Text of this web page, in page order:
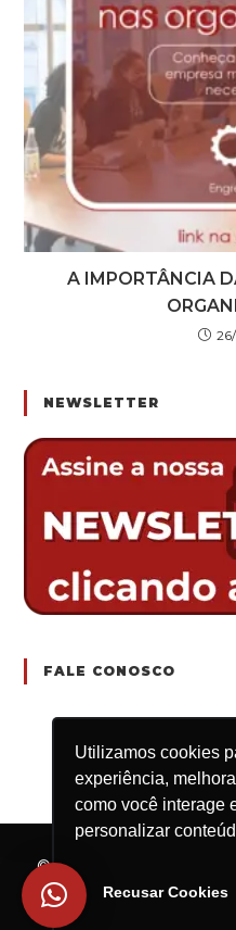
Utilizamos cookies
experiência,
como você interage
personalizar
Recusar Cookies
A IMPORTÂNCIA
NEWSLETTER
FALE CONOSCO
© 2025 Engrenar Jr. |
235, São Carlos/SP –